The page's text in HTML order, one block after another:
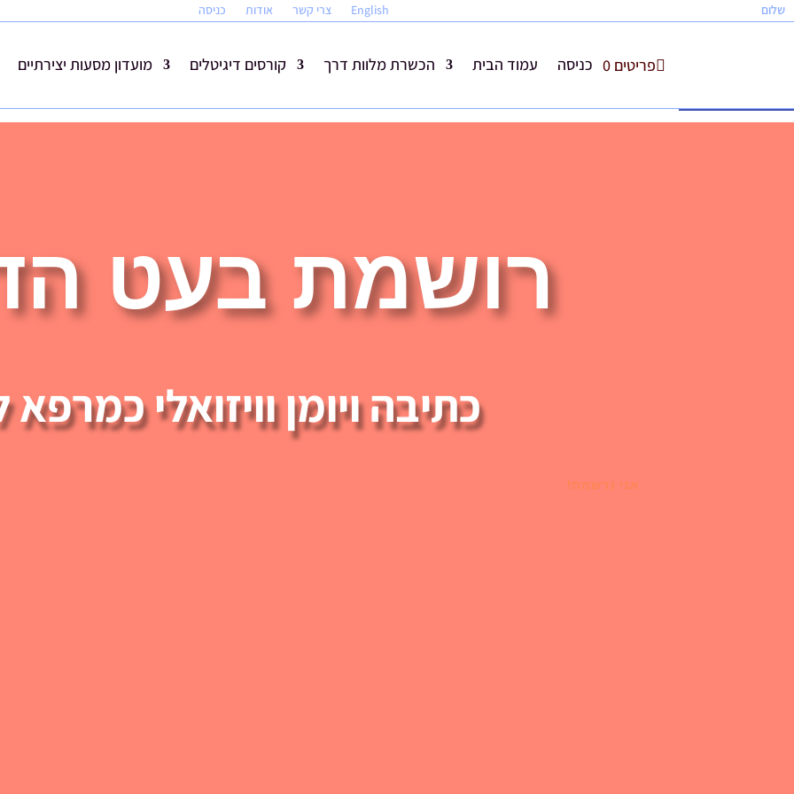
English צרי קשר אודות כניסה שלום
פריטים 0 כניסה עמוד הבית הכשרת מלוות דרך קורסים דיגיטלים מועדון מסעות יצירתיים
רושמת בעט
כתיבה ויומן וויזואלי
אני נרשמת!